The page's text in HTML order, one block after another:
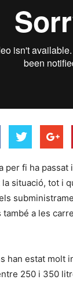
per fi ha passat
situació, tot i
a les
han estat molt
250 i 350